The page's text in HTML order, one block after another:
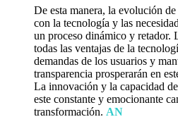
De esta manera, la evolución
con la tecnología y las
un proceso dinámico y retador.
todas las ventajas de la
demandas de los usuarios y
transparencia prosperarán en
La innovación y la capacidad
este constante y emocionante
transformación. AN